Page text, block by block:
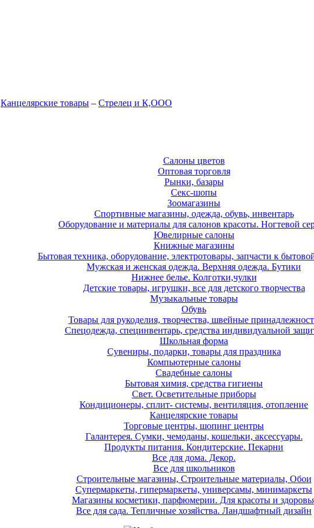
Канцелярские товары – Стрелец и К,ООО
Салоны цветов
Оптовая торговля
Рынки, базары
Секс-шопы
Зоомагазины
Спортивные магазины, одежда, обувь, инвентарь
Оборудование и материалы для салонов красоты. Ногтевой
Ювелирные салоны
Книжные магазины
Бытовая техника, оборудование, электротовары, запчасти к
Мужская и женская одежда. Верхняя одежда. Бутики
Нижнее белье. Колготки,чулки
Детские товары, игрушки, все для детского творчества
Музыкальные товары
Обувь
Товары для рукоделия, творчества, швейные
Спецодежда, специнвентарь, средства индивидуальной
Школьная форма
Сувениры, подарки, товары для праздника
Компьютерные салоны
Свадебные салоны
Бытовая химия, средства гигиены
Свет. Осветительные приборы
Кондиционеры, сплит- системы, вентиляция, отопление
Канцелярские товары
Торговые центры, шопинг центры
Галантерея. Сумки, чемоданы, кошельки, аксессуары.
Продукты питания. Кондитерские. Пекарни
Все для дома. Декор.
Все для школьников
Строительные магазины, Строительные материалы, Обои
Супермаркеты, гипермаркеты, универсамы, минимаркеты
Магазины косметики, парфюмерии. Для красоты и
Все для сада. Тепличные хозяйства. Ландшафтный дизайн